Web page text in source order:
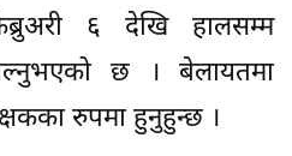
६ देखि हालसम्म
छ । बेलायतमा
रुपमा हुनुहुन्छ ।